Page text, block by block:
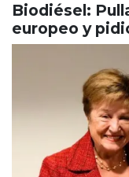
Biodiésel:
europeo y